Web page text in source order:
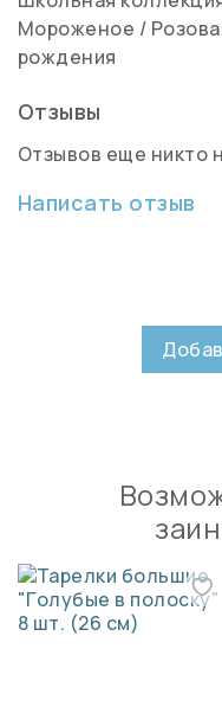
Мороженое /
рождения
Отзывы
Отзывов еще никто
Написать отзыв